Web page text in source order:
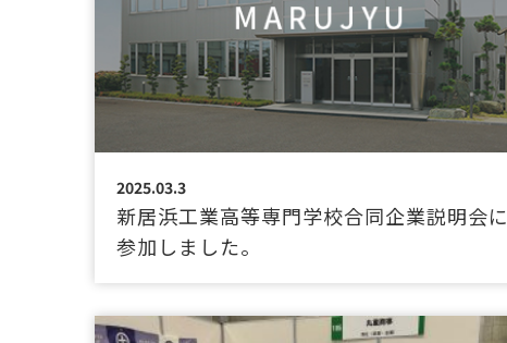
2025.03.3
新居浜工業高等専門学校合同企業説明会に
参加しました。